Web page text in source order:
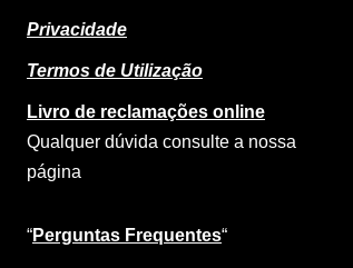
Privacidade
Termos de Utilização
Livro de reclamações online
Qualquer dúvida consulte a nossa
página
“Perguntas Frequentes“